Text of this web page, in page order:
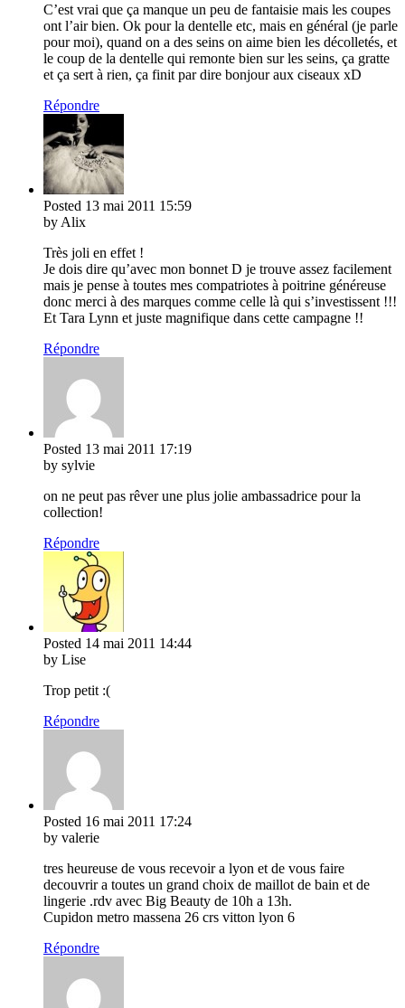
C’est vrai que ça manque un peu de fantaisie mais les coupes
ont l’air bien. Ok pour la dentelle etc, mais en général (je parle
pour moi), quand on a des seins on aime bien les décolletés, et
le coup de la dentelle qui remonte bien sur les seins, ça gratte
et ça sert à rien, ça finit par dire bonjour aux ciseaux xD
Répondre
Posted 13 mai 2011 15:59
by Alix
Très joli en effet !
Je dois dire qu’avec mon bonnet D je trouve assez facilement
mais je pense à toutes mes compatriotes à poitrine généreuse
donc merci à des marques comme celle là qui s’investissent !!!
Et Tara Lynn et juste magnifique dans cette campagne !!
Répondre
Posted 13 mai 2011 17:19
by sylvie
on ne peut pas rêver une plus jolie ambassadrice pour la
collection!
Répondre
Posted 14 mai 2011 14:44
by Lise
Trop petit :(
Répondre
Posted 16 mai 2011 17:24
by valerie
tres heureuse de vous recevoir a lyon et de vous faire
decouvrir a toutes un grand choix de maillot de bain et de
lingerie .rdv avec Big Beauty de 10h a 13h.
Cupidon metro massena 26 crs vitton lyon 6
Répondre